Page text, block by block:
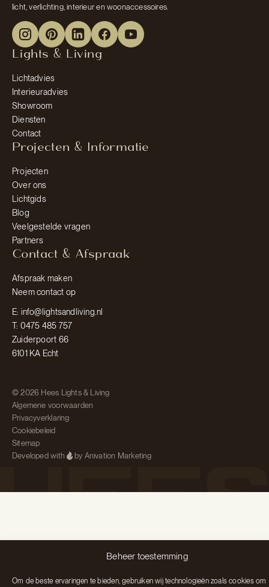
Beheer toestemming
Om de beste ervaringen te bieden, gebruiken wij technologieën zoals cookies om
licht, verlichting, interieur en woonaccessoires.
Lights & Living
Lichtadvies
Interieuradvies
Showroom
Diensten
Contact
Projecten & Informatie
Projecten
Over ons
Lichtgids
Blog
Veelgestelde vragen
Partners
Contact & Afspraak
Afspraak maken
Neem contact op
E: info@lightsandliving.nl
T: 0475 485 757
Zuiderpoort 66
6101 KA Echt
© 2026 Hees Lights & Living
Algemene voorwaarden
Privacyverklaring
Cookiebeleid
Sitemap
Developed with
by Anivation Marketing